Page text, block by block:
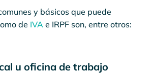
y básicos que puede
de IVA e IRPF son, entre otros:
u oficina de trabajo